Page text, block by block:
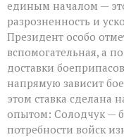
единым началом —
разрозненность и
Президент особо
вспомогательная, а
доставки
напрямую зависит
этом ставка сделана
опытом: Солодчук —
потребности войск